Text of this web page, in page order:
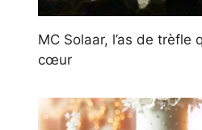
MC Solaar, l’as de trèfle
cœur